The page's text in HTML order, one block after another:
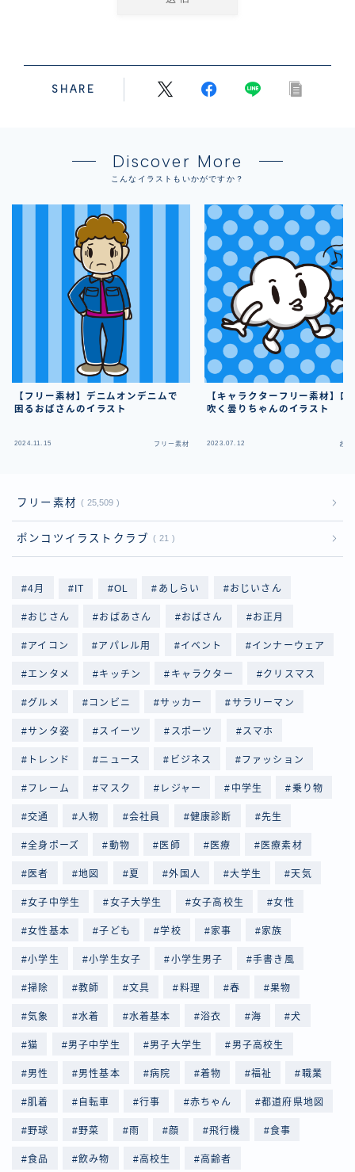
Follow Me
SHARE
Discover More
こんなイラストもいかがですか？
【フリー素材】デニムオンデニムで
困るおばさんのイラスト
2024.11.15 フリー素材
【キャラクターフリー素材】口
吹く曇りちゃんのイラスト
2023.07.12 お天
フリー素材 25,509
ポンコツイラストクラブ 21
4月 IT OL あしらい おじいさん
おじさん おばあさん おばさん お正月
アイコン アパレル用 イベント インナーウェア
エンタメ キッチン キャラクター クリスマス
グルメ コンビニ サッカー サラリーマン
サンタ姿 スイーツ スポーツ スマホ
トレンド ニュース ビジネス ファッション
フレーム マスク レジャー 中学生 乗り物
交通 人物 会社員 健康診断 先生
全身ポーズ 動物 医師 医療 医療素材
医者 地図 夏 外国人 大学生 天気
女子中学生 女子大学生 女子高校生 女性
女性基本 子ども 学校 家事 家族
小学生 小学生女子 小学生男子 手書き風
掃除 教師 文具 料理 春 果物
気象 水着 水着基本 浴衣 海 犬
猫 男子中学生 男子大学生 男子高校生
男性 男性基本 病院 着物 福祉 職業
肌着 自転車 行事 赤ちゃん 都道府県地図
野球 野菜 雨 顔 飛行機 食事
食品 飲み物 高校生 高齢者